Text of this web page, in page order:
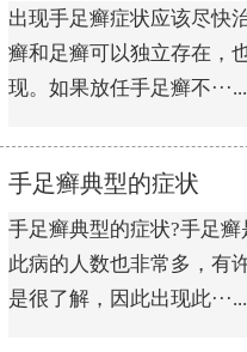
出现手足癣症状应该尽快
癣和足癣可以独立存在，
现。如果放任手足癣不···...
手足癣典型的症状
手足癣典型的症状?手足
此病的人数也非常多，有
是很了解，因此出现此···...